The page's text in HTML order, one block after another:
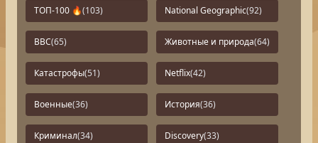
ТОП-100 🔥(103) National Geographic(92)
BBC(65) Животные и природа(64)
Катастрофы(51) Netflix(42)
Военные(36) История(36)
Криминал(34) Discovery(33)